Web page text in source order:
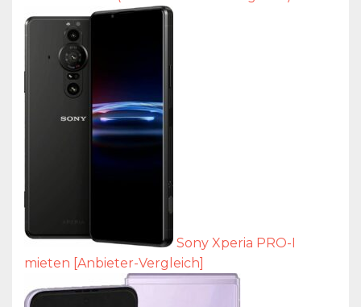
Sony Xperia PRO-I
mieten [Anbieter-Vergleich]